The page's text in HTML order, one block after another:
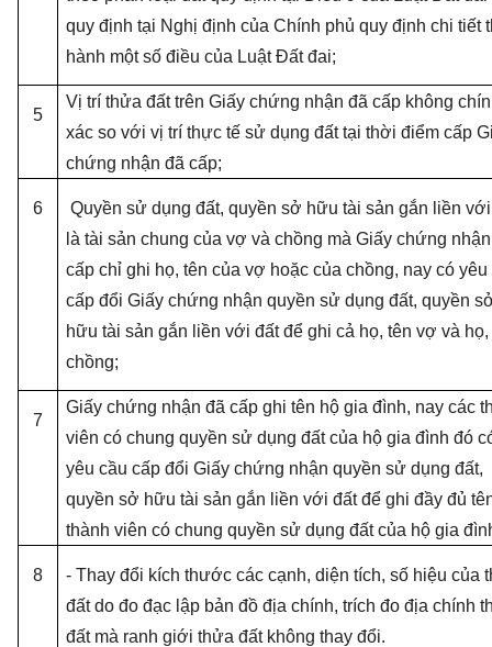
quy định tại Nghị định của Chính phủ quy định chi tiết
hành một số điều của Luật Đất đai;
5
Vị trí thửa đất trên Giấy chứng nhận đã cấp không
xác so với vị trí thực tế sử dụng đất tại thời điểm cấp
chứng nhận đã cấp;
6
Quyền sử dụng đất, quyền sở hữu tài sản gắn liền
là tài sản chung của vợ và chồng mà Giấy chứng
cấp chỉ ghi họ, tên của vợ hoặc của chồng, nay có yêu
cấp đổi Giấy chứng nhận quyền sử dụng đất, quyền
hữu tài sản gắn liền với đất để ghi cả họ, tên vợ và họ,
chồng;
7
Giấy chứng nhận đã cấp ghi tên hộ gia đình, nay các
viên có chung quyền sử dụng đất của hộ gia đình đó
yêu cầu cấp đổi Giấy chứng nhận quyền sử dụng đất,
quyền sở hữu tài sản gắn liền với đất để ghi đầy đủ
thành viên có chung quyền sử dụng đất của hộ gia
8 -Thay đổi kích thước các cạnh, diện tích, số hiệu của
đất do đo đạc lập bản đồ địa chính, trích đo địa chính
đất mà ranh giới thửa đất không thay đổi.